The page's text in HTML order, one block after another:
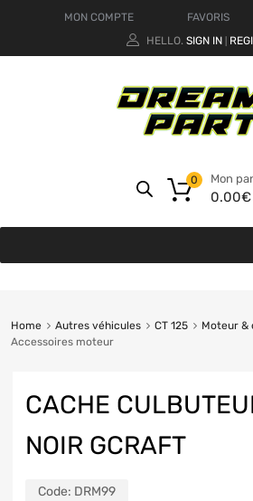
MON COMPTE FAVORIS
HELLO. SIGN IN
Mon
0.00€
0
Home Autres véhicules CT 125
Moteur &
Accessoires moteur
CACHE
NOIR GCRAFT
Code: DRM99